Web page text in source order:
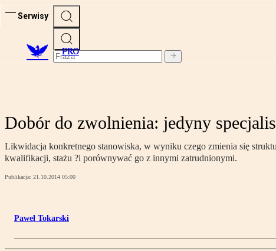
Serwisy
PRO
Dobór do zwolnienia: jedyny
Likwidacja konkretnego stanowiska, w wyniku czego zmienia się
kwalifikacji, stażu ?i porównywać go z innymi zatrudnionymi.
Publikacja: 21.10.2014 05:00
Paweł Tokarski